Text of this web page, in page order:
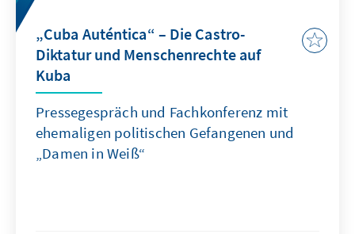
„Cuba Auténtica“ – Die Castro-
Diktatur und Menschenrechte auf
Kuba
Pressegespräch und Fachkonferenz mit
ehemaligen politischen Gefangenen und
„Damen in Weiß“